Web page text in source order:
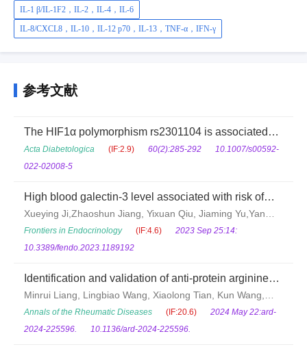
IL-1 β/IL-1F2，IL-2，IL-4，IL-6
IL-8/CXCL8，IL-10，IL-12 p70，IL-13，TNF-α，IFN-γ
参考文献
The HIF1α polymorphism rs2301104 is associated
with obesity and obesity-related cytokines in Han
Chinese population
Acta Diabetologica (IF:2.9) 60(2):285-292
10.1007/s00592-
022-02008-5
High blood galectin-3 level associated with risk of
frailty in aging
Xueying Ji,Zhaoshun Jiang, Yixuan Qiu, Jiaming Yu,Yan
Zhang,Jiaofeng Wang, Bo Ye, Yuxin Huang, Weidong Gu,
Yiqin Huang,Jie Chen, Zhijun Bao
Frontiers in Endocrinology (IF:4.6)
2023 Sep 25:14:
10.3389/fendo.2023.1189192
Identification and validation of anti-protein arginine
methyltransferase 5 (PRMT5) antibody as a novel
biomarker for systemic sclerosis (SSc)
Minrui Liang, Lingbiao Wang, Xiaolong Tian, Kun Wang,
Xiaoyi Zhu, Linlin Huang, Qing Li, Wenjing Ye, Chen Chen,
Haihua Yang, Wanqing Wu, Xiangjun Chen, Xiaoxia Zhu, Yu
Annals of the Rheumatic Diseases (IF:20.6)
2024 May 22:ard-
2024-225596.
10.1136/ard-2024-225596.